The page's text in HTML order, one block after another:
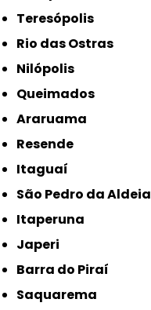
Teresópolis
Rio das Ostras
Nilópolis
Queimados
Araruama
Resende
Itaguaí
São Pedro da Aldeia
Itaperuna
Japeri
Barra do Piraí
Saquarema